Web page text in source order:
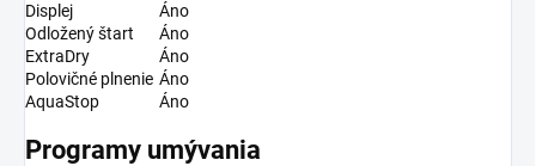
Displej
Áno
Odložený štart
Áno
ExtraDry
Áno
Polovičné plnenie Áno
AquaStop
Áno
Programy umývania